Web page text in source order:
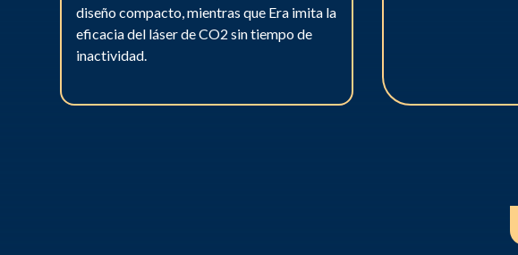
diseño compacto, mientras que Era imita la
eficacia del láser de CO2 sin tiempo de
inactividad.